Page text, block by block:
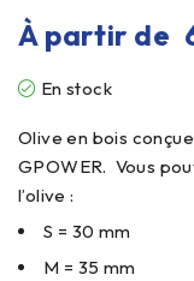
À partir de
En stock
Olive en bois
GPOWER. Vous
l’olive :
S = 30 mm
M = 35 mm